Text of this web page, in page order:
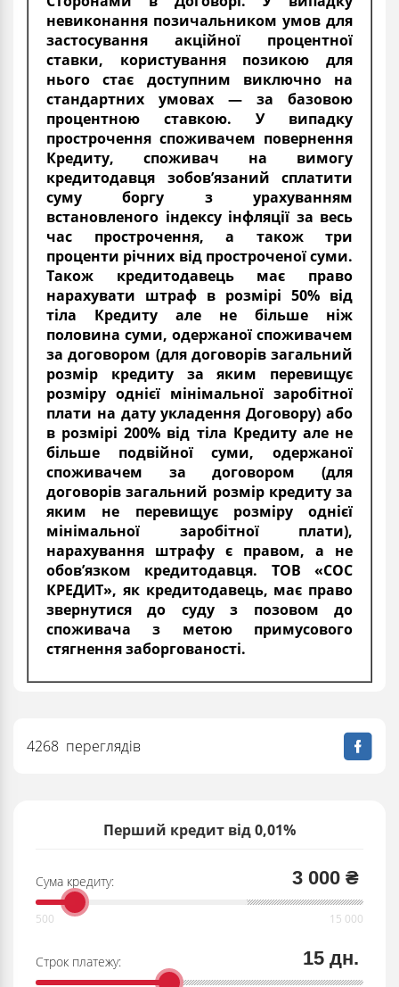
Перший кредит від 0,01%
Сума кредиту: 3 000 ₴
Строк платежу: 15 дн.
невиконання позичальником умов для
застосування акційної процентної
ставки, користування позикою для
нього стає доступним виключно на
стандартних умовах — за базовою
процентною ставкою. У випадку
прострочення споживачем повернення
Кредиту, споживач на вимогу
кредитодавця зобов’язаний сплатити
суму боргу з урахуванням
встановленого індексу інфляції за весь
час прострочення, а також три
проценти річних від простроченої суми.
Також кредитодавець має право
нарахувати штраф в розмірі 50% від
тіла Кредиту але не більше ніж
половина суми, одержаної споживачем
за договором (для договорів загальний
розмір кредиту за яким перевищує
розміру однієї мінімальної заробітної
плати на дату укладення Договору) або
в розмірі 200% від тіла Кредиту але не
більше подвійної суми, одержаної
споживачем за договором (для
договорів загальний розмір кредиту за
яким не перевищує розміру однієї
мінімальної заробітної плати),
нарахування штрафу є правом, а не
обов’язком кредитодавця. ТОВ «СОС
КРЕДИТ», як кредитодавець, має право
звернутися до суду з позовом до
споживача з метою примусового
стягнення заборгованості.
4268 переглядів